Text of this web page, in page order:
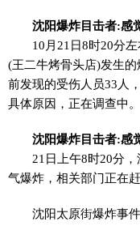
沈阳爆炸目击者:感
10月21日8时20分
(王二牛烤骨头店)发生
前发现的受伤人员33人
具体原因，正在调查中。
沈阳爆炸目击者:感
21日上午8时20分
气爆炸，相关部门正在赶
沈阳太原街爆炸事